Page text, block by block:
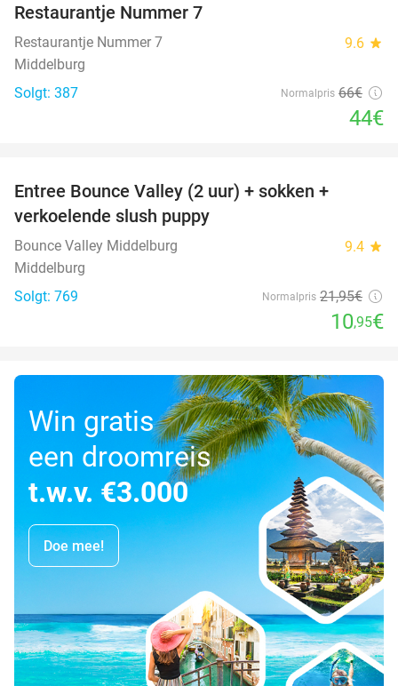
Restaurantje Nummer 7
Restaurantje Nummer 7 9.6 star
Middelburg
Solgt: 387
Normalpris 66€
44€
Entree Bounce Valley (2 uur) + sokken +
verkoelende slush puppy
Bounce Valley Middelburg 9.4 star
Middelburg
Solgt: 769
Normalpris 21,95€
10,95€
Win gratis
een droomreis
t.w.v. €3.000
Doe mee!